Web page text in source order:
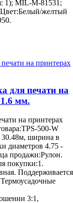
1); MIL-M-81531;
желтый
для печати на
мм.
на принтерах
500-W
30.48м, ширина в
диаметров 4.75 -
продажи:Рулон.
покупки:1.
Поддерживается
3:1,